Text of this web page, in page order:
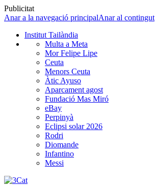
Publicitat
Anar a la navegació principalAnar al contingut
Institut Tailàndia
Multa a Meta
Mor Felipe Lipe
Ceuta
Menors Ceuta
Àtic Ayuso
Aparcament agost
Fundació Mas Miró
eBay
Perpinyà
Eclipsi solar 2026
Rodri
Diomande
Infantino
Messi